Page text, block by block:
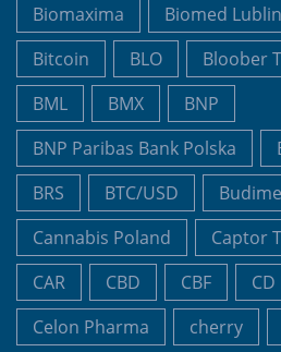
Biomaxima
Biomed Lublin
Bitcoin
BLO Bloober
BML
BMX
BNP
BNP Paribas Bank Polska
BRS
BTC/USD
Cannabis Poland
Captor
CAR
CBD CBF
Celon Pharma
cherry